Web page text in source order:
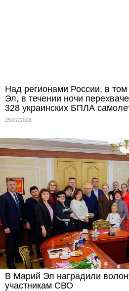
Над регионами России, в
Эл, в течении ночи
328 украинских БПЛА
25/07/2026
В Марий Эл наградили
участникам СВО